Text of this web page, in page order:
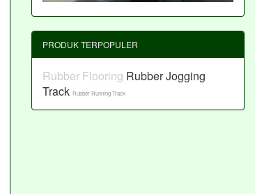
PRODUK TERPOPULER
Rubber Flooring Rubber Jogging
Track Rubber Running Track